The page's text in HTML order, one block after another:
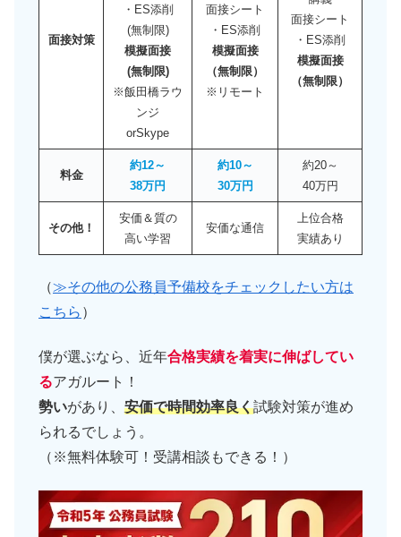
面接対策
・ES添削
(無制限)
模擬面接
(無制限)
※飯田橋ラウ
ンジ
orSkype
面接シート
・ES添削
模擬面接
（無制限）
※リモート
面接シート
・ES添削
模擬面接
（無制限）
料金
約12～
38万円
約10～
30万円
約20～
40万円
その他！
安価＆質の
高い学習
安価な通信
上位合格
実績あり
（≫その他の公務員予備校をチェックしたい方は
こちら ）
僕が選ぶなら、近年合格実績を着実に伸ばしてい
るアガルート！
勢いがあり、 安価で時間効率良く試験対策が進め
られるでしょう。
（※無料体験可！受講相談もできる！）